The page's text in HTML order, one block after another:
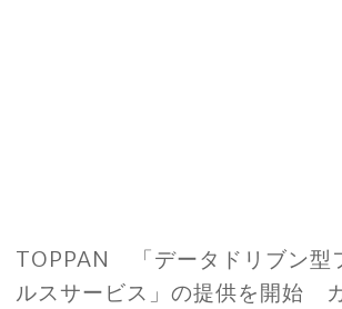
TOPPAN 「データドリブン型
ルスサービス」の提供を開始